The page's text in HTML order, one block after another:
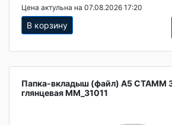
Цена актульна на 07.08.2026 17:20
В корзину
Папка-вкладыш (файл) А5 СТАММ
глянцевая ММ_31011